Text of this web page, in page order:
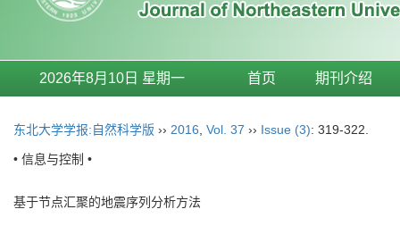
2026年8月10日 星期一 首页 期刊介绍
东北大学学报:自然科学版 ›› 2016 Vol. 37 ›› Issue (3): 319-322.
• 信息与控制 •
基于节点汇聚的地震序列分析方法